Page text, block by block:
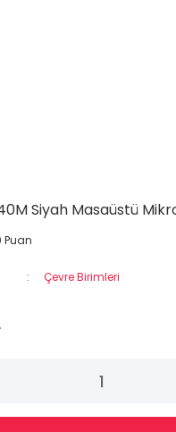
Siyah Masaüstü
Puan
Çevre Birimleri